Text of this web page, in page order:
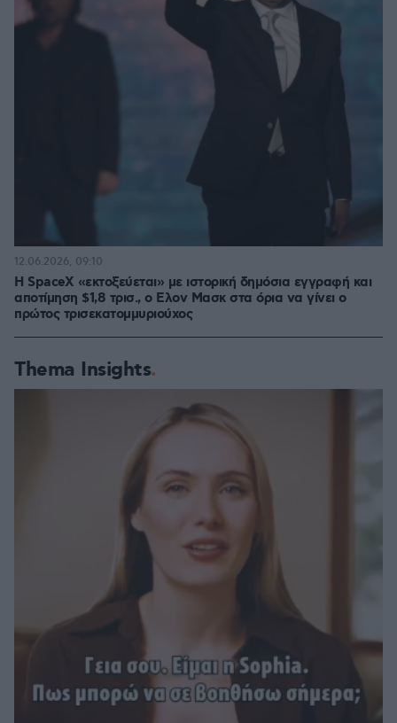
H SpaceX «εκτοξεύεται» με ιστορική δημόσια εγγραφή και
αποτίμηση $1,8 τρισ., ο Ελον Μασκ στα όρια να γίνει ο
πρώτος τρισεκατομμυριούχος
12.06.2026, 09:10
Thema Insights